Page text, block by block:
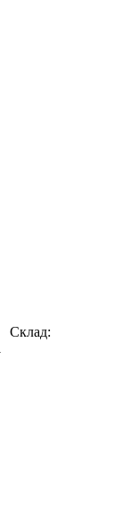
Склад: